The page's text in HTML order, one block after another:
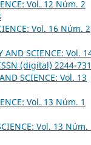
Vol. 12 Núm. 2
Vol. 16 Núm. 2
AND SCIENCE: Vol.
(digital) 2244-
SCIENCE: Vol. 13
Vol. 13 Núm. 1
Vol. 13 Núm.